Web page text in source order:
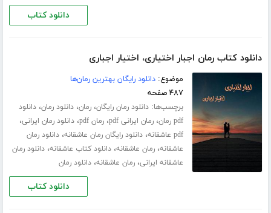
دانلود کتاب
دانلود کتاب رمان اجبار اختیاری، اختیار اجباری
موضوع:دانلود رایگان بهترین رمان‌ها
۴۸۷ صفحه
برچسب‌ها:دانلود رمان رایگان،رمان،دانلود رمان،دانلود
pdf رمان
،رمان ایرانی pdf ،رمان pdf ،دانلود رمان ایرانی،
pdf عاشقانه ،دانلود رایگان رمان عاشقانه،دانلود رمان
عاشقانه،رمان عاشقانه،دانلود کتاب عاشقانه،دانلود رمان
عاشقانه ایرانی،رمان عاشقانه،دانلود رمان
دانلود کتاب